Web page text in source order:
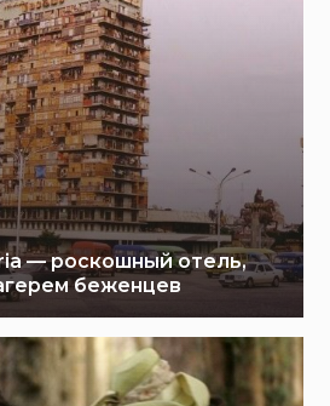
— роскошный отель,
беженцев